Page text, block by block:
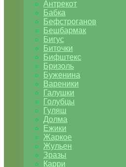
Антрекот
Бабка
Бефстроганов
Бешбармак
Бигус
Биточки
Бифштекс
Бризоль
Буженина
Вареники
Галушки
Голубцы
Гуляш
Долма
Ежики
Жаркое
Жульен
Зразы
Карри